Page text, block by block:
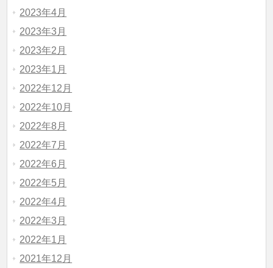
2023年4月
2023年3月
2023年2月
2023年1月
2022年12月
2022年10月
2022年8月
2022年7月
2022年6月
2022年5月
2022年4月
2022年3月
2022年1月
2021年12月